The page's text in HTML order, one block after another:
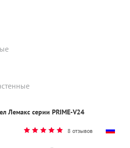
Лемакс серии PRIME-V24
8 отзывов